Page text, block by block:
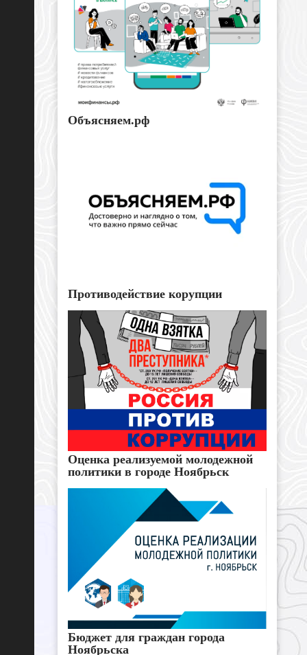
Объясняем.рф
Противодействие корупции
Оценка реализуемой молодежной
политики в городе Ноябрьск
Бюджет для граждан города
Ноябрьска